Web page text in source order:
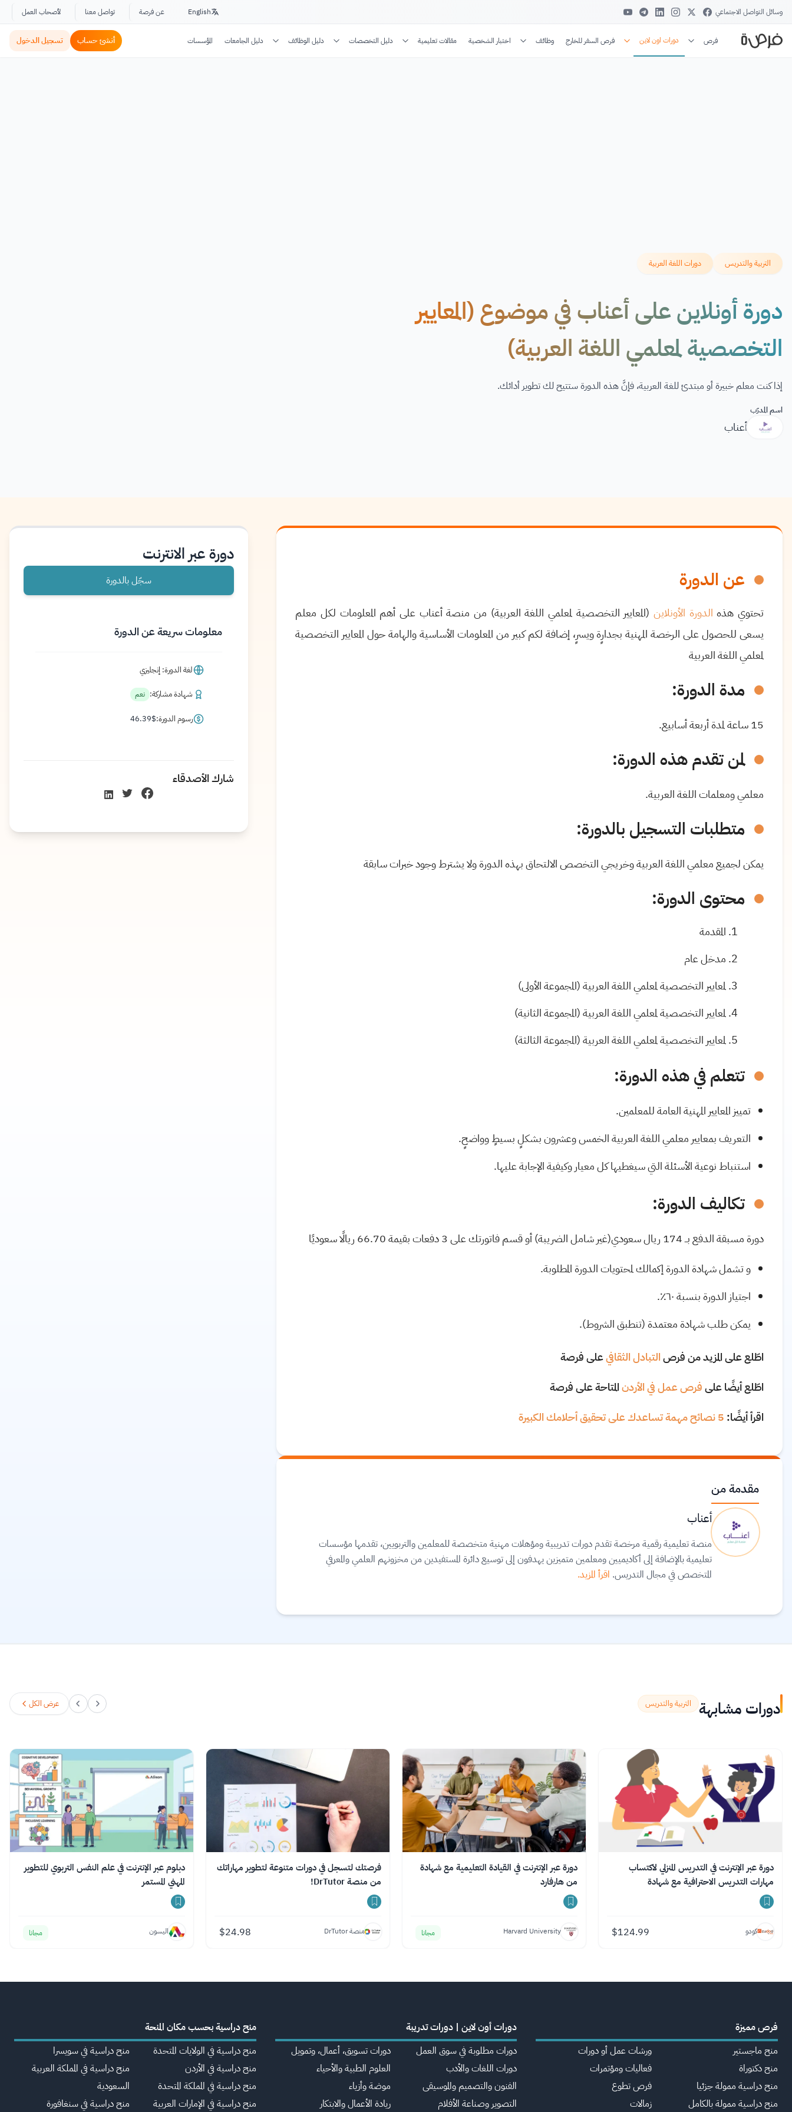
وسائل التواصل الاجتماعي English عن فرصة تواصل معنا لأصحاب العمل
فرص دورات اون لاين فرص السفر للخارج وظائف اختبار الشخصية مقالات تعليمية دليل التخصصات دليل الوظائف دليل الجامعات المؤسسات أنشئ حساب تسجيل الدخول
التربية والتدريس دورات اللغة العربية
دورة أونلاين على أعناب في موضوع (المعايير
التخصصية لمعلمي اللغة العربية)
إذا كنت معلم خبيرة أو مبتدئ للغة العربية، فإنَّ هذه الدورة ستتيح لك تطوير أدائك.
اسم المدرّب
أعناب
عن الدورة
تحتوي هذه الدورة الأونلاين )المعايير التخصصية لمعلمي اللغة العربية( من منصة أعناب على أهم المعلومات لكل معلم
يسعى للحصول على الرخصة المهنية بجدارٍة ويسرٍ، إضافة لكم كبير من المعلومات الأساسية والهامة حول المعايير التخصصية
لمعلمي اللغة العربية
مدة الدورة:
15 ساعة لمدة أربعة أسابيع.
لمن تقدم هذه الدورة:
معلمي ومعلمات اللغة العربية.
متطلبات التسجيل بالدورة:
يمكن لجميع معلمي اللغة العربية وخريجي التخصص الالتحاق بهذه الدورة ولا يشترط وجود خبرات سابقة
محتوى الدورة:
المقدمة
مدخل عام
لمعايير التخصصية لمعلمي اللغة العربية (المجموعة الأولى)
لمعايير التخصصية لمعلمي اللغة العربية (المجموعة الثانية)
لمعايير التخصصية لمعلمي اللغة العربية (المجموعة الثالثة)
تتعلم في هذه الدورة:
تمييز المعايير المهنية العامة للمعلمين.
التعريف بمعايير معلمي اللغة العربية الخمس وعشرون بشكلٍ بسيطٍ وواضحٍ.
استنباط نوعية الأسئلة التي سيغطيها كل معيار وكيفية الإجابة عليها.
تكاليف الدورة:
دورة مسبقة الدفع بــ174 ريال سعودي(غير شامل الضريبة(أو قسم فاتورتك على 3 دفعات بقيمة 66.70 ريالًا سعوديًا
و تشمل شهادة الدورة إكمالك لمحتويات الدورة المطلوبة.
اجتياز الدورة بنسبة ٦٠٪.
يمكن طلب شهادة معتمدة (تنطبق الشروط).
اطّلع على المزيد من فرصالتبادل الثقافيعلى فرصة
اطّلع أيضًا علىفرص عمل في الأردنالمتاحة على فرصة
اقرأ أيضًا: 5 نصائح مهمة تساعدك على تحقيق أحلامك الكبيرة
مقدمة من
أعناب
منصة تعليمية رقمية مرخصة تقدم دورات تدريبية ومؤهلات مهنية متخصصة للمعلمين والتربويين، تقدمها مؤسسات
تعليمية بالإضافة إلى أكاديميين ومعلمين متميزين يهدفون إلى توسيع دائرة المستفيدين من مخزونهم العلمي والمعرفي
المتخصص في مجال التدريس. اقرأ المزيد.
دورة عبر الانترنت
سجّل بالدورة
معلومات سريعة عن الدورة
لغة الدورة: إنجليزي
شهادة مشاركة: نعم
رسوم الدورة: 46.39$
شارك الأصدقاء
دورات مشابهة التربية والتدريس عرض الكل
دورة عبر الإنترنت في التدريس المنزلي لاكتساب
مهارات التدريس الاحترافية مع شهادة
كودو $124.99
دورة عبر الإنترنت في القيادة التعليمية مع شهادة
من هارفارد
Harvard University مجانا
فرصتك لتسجل في دورات متنوعة لتطوير مهاراتك
من منصة DrTutor!
منصة DrTutor $24.98
دبلوم عبر الإنترنت في علم النفس التربوي للتطوير
المهني المستمر
اليسون مجانا
فرص مميزة
منح ماجستير
منح دكتوراة
منح دراسية ممولة جزئيا
منح دراسية ممولة بالكامل
ورشات عمل أو دورات
فعاليات ومؤتمرات
فرص تطوع
زمالات
دورات أون لاين | دورات تدريبة
دورات مطلوبة في سوق العمل
دورات اللغات والأدب
الفنون والتصميم والموسيقى
التصوير وصناعة الأفلام
دورات تسويق، أعمال، وتمويل
العلوم الطبية والأحياء
موضة وأزياء
ريادة الأعمال والابتكار
منح دراسية بحسب مكان المنحة
منح دراسية في الولايات المتحدة
منح دراسية في الأردن
منح دراسية في المملكة المتحدة
منح دراسية في الإمارات العربية
منح دراسية في سويسرا
منح دراسية في المملكة العربية
السعودية
منح دراسية في سنغافورة